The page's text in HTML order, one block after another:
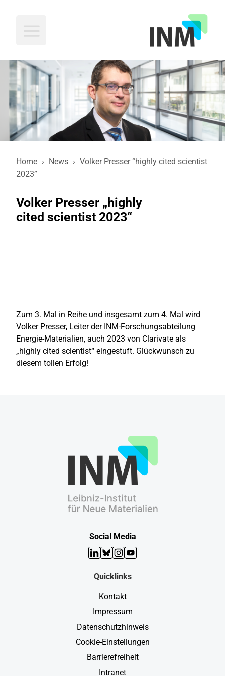
Home › News › Volker Presser “highly cited scientist
2023”
Volker Presser „highly
cited scientist 2023“
Zum 3. Mal in Reihe und insgesamt zum 4. Mal wird
Volker Presser, Leiter der INM-Forschungsabteilung
Energie-Materialien, auch 2023 von Clarivate als
„highly cited scientist“ eingestuft. Glückwunsch zu
diesem tollen Erfolg!
Social Media
LinkedIn
Bluesky
Instagram
YouTube
Quicklinks
Kontakt
Impressum
Datenschutzhinweis
Cookie-Einstellungen
Barrierefreiheit
Intranet